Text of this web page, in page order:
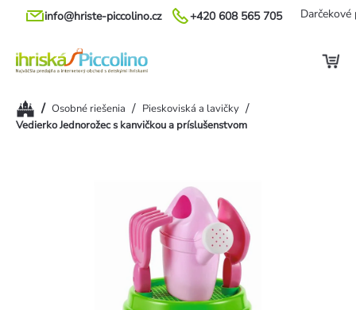
Prejsť
+420 608 565 705
info@hriste-piccolino.cz Darčekové
Domov
/ Osobné riešenia / Pieskoviská a lavičky /
Vedierko Jednorožec s kanvičkou a príslušenstvom